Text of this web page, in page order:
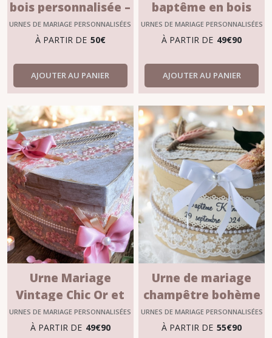
bois personnalisée –
Collection Rosace
URNES DE MARIAGE PERSONNALISÉES
À PARTIR DE 50€
AJOUTER AU PANIER
baptême en bois
personnalisée –
Création artisanale
URNES DE MARIAGE PERSONNALISÉES
À PARTIR DE 49€90
AJOUTER AU PANIER
Urne Mariage
Vintage Chic Or et
Rose – Modèle
“Emmy”
URNES DE MARIAGE PERSONNALISÉES
À PARTIR DE 49€90
Urne de mariage
champêtre bohème
Amandine – 3
formats
URNES DE MARIAGE PERSONNALISÉES
À PARTIR DE 55€90